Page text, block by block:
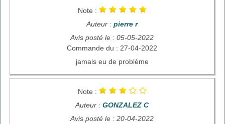
Note :
Auteur : pierre r
Avis posté le : 05-05-2022
Commande du : 27-04-2022
jamais eu de problème
Note :
Auteur : GONZALEZ C
Avis posté le : 20-04-2022